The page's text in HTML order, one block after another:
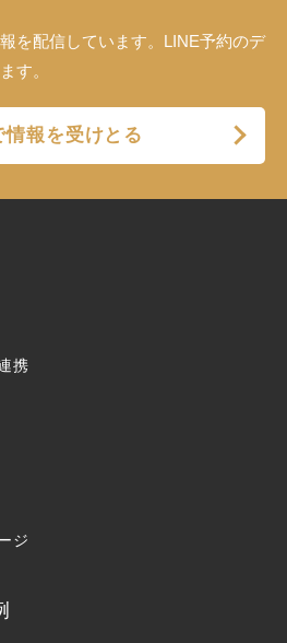
を配信しています。LINE予約のデ
す。
情報を受けとる
携
ジ